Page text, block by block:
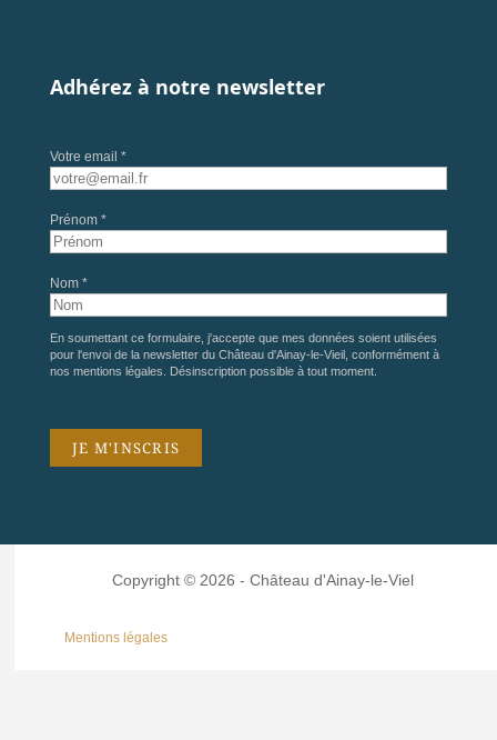
Adhérez à notre newsletter
Votre email *
Prénom *
Nom *
En soumettant ce formulaire, j'accepte que mes données soient utilisées
pour l'envoi de la newsletter du Château d'Ainay-le-Vieil, conformément à
nos mentions légales . Désinscription possible à tout moment.
Copyright © 2026 - Château d'Ainay-le-Viel
Mentions légales